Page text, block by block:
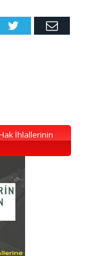
Twitter Email
İhlallerinin